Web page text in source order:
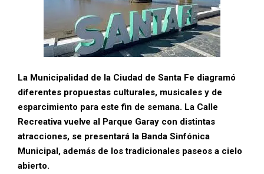
La Municipalidad de la Ciudad de Santa Fe diagramó
diferentes propuestas culturales, musicales y de
esparcimiento para este fin de semana. La Calle
Recreativa vuelve al Parque Garay con distintas
atracciones, se presentará la Banda Sinfónica
Municipal, además de los tradicionales paseos a cielo
abierto.